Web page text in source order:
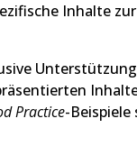
Inhalte
Practice-